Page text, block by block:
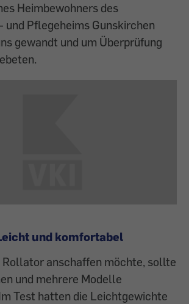
Heimbewohners des
und Pflegeheims Gunskirchen
gewandt und um Überprüfung
und komfortabel
Rollator anschaffen möchte, sollte
und mehrere Modelle
Test hatten die Leichtgewichte